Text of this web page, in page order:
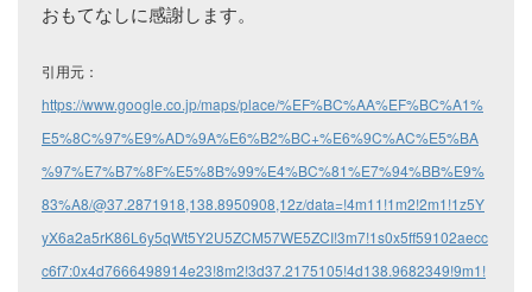
おもてなしに感謝します。
引用元：
https://www.google.co.jp/maps/place/%EF%BC%AA%EF%BC%A1%
E5%8C%97%E9%AD%9A%E6%B2%BC+%E6%9C%AC%E5%BA
%97%E7%B7%8F%E5%8B%99%E4%BC%81%E7%94%BB%E9%
83%A8/@37.2871918,138.8950908,12z/data=!4m11!1m2!2m1!1z5Y
yX6a2a5rK86L6y5qWt5Y2U5ZCM57WE5ZCI!3m7!1s0x5ff59102aecc
c6f7:0x4d7666498914e23!8m2!3d37.2175105!4d138.9682349!9m1!